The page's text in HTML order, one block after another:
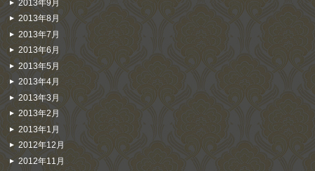
2013年9月
2013年8月
2013年7月
2013年6月
2013年5月
2013年4月
2013年3月
2013年2月
2013年1月
2012年12月
2012年11月